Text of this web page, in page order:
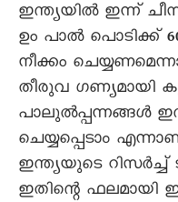
ഇന്ത്യയിൽ ഇന്ന്
ഉം പാൽ പൊടിക്ക്
നീക്കം
തീരുവ ഗണ്യമായി
പാലുൽപ്പന്നങ്ങൾ
ചെയ്യപ്പെടാം
ഇന്ത്യയുടെ റിസർച്ച്
ഇതിന്റെ ഫലമായി